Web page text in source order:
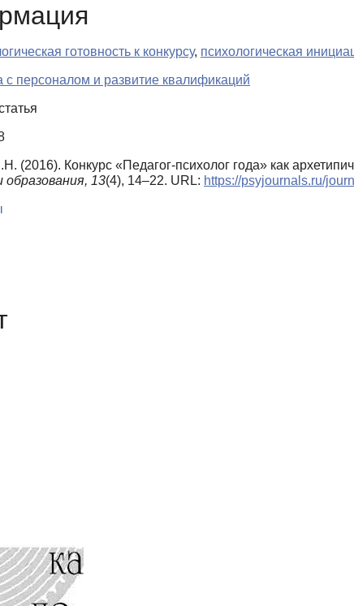
готовность к конкурсу, психологическая
с персоналом и развитие квалификаций
(2016). Конкурс «Педагог-психолог года» как
образования, 13(4), 14–22. URL: https://psyjournals.ru/